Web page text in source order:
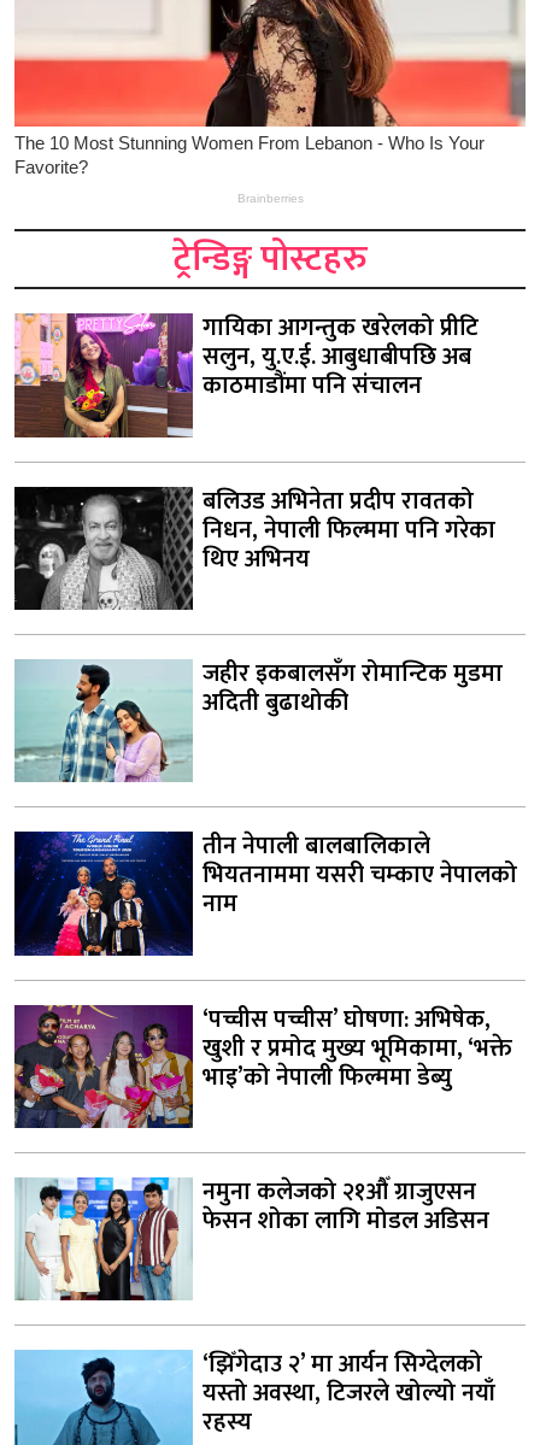
ट्रेन्डिङ्ग पोस्टहरु
गायिका आगन्तुक खरेलको प्रीटि
सलुन, यु.ए.ई. आबुधाबीपछि अब
काठमाडौंमा पनि संचालन
बलिउड अभिनेता प्रदीप रावतको
निधन, नेपाली फिल्ममा पनि गरेका
थिए अभिनय
जहीर इकबालसँग रोमान्टिक मुडमा
अदिती बुढाथोकी
तीन नेपाली बालबालिकाले
भियतनाममा यसरी चम्काए नेपालको
नाम
‘पच्चीस पच्चीस’ घोषणा: अभिषेक,
खुशी र प्रमोद मुख्य भूमिकामा, ‘भक्ते
भाइ’को नेपाली फिल्ममा डेब्यु
नमुना कलेजको २१औँ ग्राजुएसन
फेसन शोका लागि मोडल अडिसन
‘झिँगेदाउ २’ मा आर्यन सिग्देलको
यस्तो अवस्था, टिजरले खोल्यो नयाँ
रहस्य